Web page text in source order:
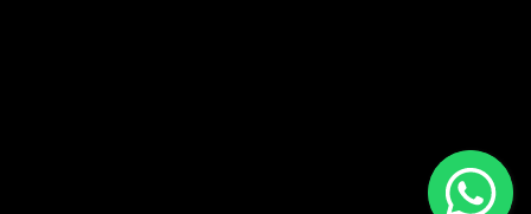
© 2022 Copyright Powered by Communika